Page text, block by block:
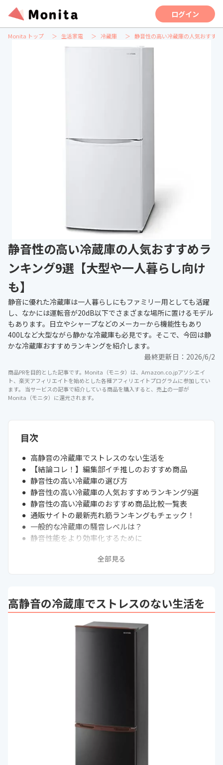
ログイン
Monita トップ 生活家電 冷蔵庫 静音性の高い冷蔵庫の人気おすす
静音性の高い冷蔵庫の人気おすすめラ
ンキング9選【大型や一人暮らし向け
も】
静音に優れた冷蔵庫は一人暮らしにもファミリー用としても活躍
し、なかには運転音が20dB以下でさまざまな場所に置けるモデル
もあります。日立やシャープなどのメーカーから機能性もあり
400Lなど大型ながら静かな冷蔵庫も必見です。そこで、今回は静
かな冷蔵庫おすすめランキングを紹介します。
最終更新日： 2026/6/2
商品PRを目的とした記事です。Monita（モニタ）は、Amazon.co.jpアソシエイ
ト、楽天アフィリエイトを始めとした各種アフィリエイトプログラムに参加してい
ます。 当サービスの記事で紹介している商品を購入すると、売上の一部が
Monita（モニタ）に還元されます。
目次
高静音の冷蔵庫でストレスのない生活を
【結論コレ！】編集部イチ推しのおすすめ商品
静音性の高い冷蔵庫の選び方
静音性の高い冷蔵庫の人気おすすめランキング9選
静音性の高い冷蔵庫のおすすめ商品比較一覧表
通販サイトの最新売れ筋ランキングもチェック！
一般的な冷蔵庫の騒音レベルは？
静音性能をより効率化するために
全部見る
高静音の冷蔵庫でストレスのない生活を